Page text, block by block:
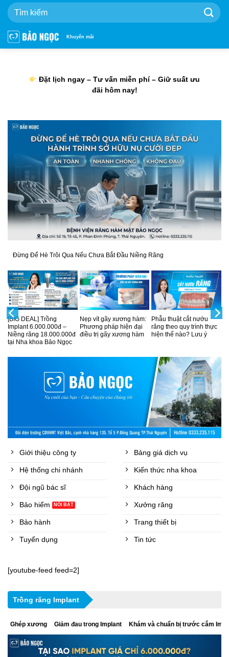
qua
dung
Khuyến mãi
Đặt lịch ngay – Tư vấn miễn phí – Giữ suất ưu
đãi hôm nay!
Đừng Để Hè Trôi Qua Nếu Chưa Bắt Đầu Niềng Răng
Cắt nướu răng là gì?
Thủ thuật và lợi ích thực
hiện phương pháp thẩm
mỹ
Nên bọc răng sứ sau khi
lấy tuỷ không? Những
lưu ý mà bạn cần biết
Cuống răng là gì?
Nguyên nhân gây bệnh
và cách chữa viêm
Giới thiệu công ty
Hệ thống chi nhánh
Đội ngũ bác sĩ
Bảo hiểm
Bảo hành
Tuyển dụng
Bảng giá dịch vụ
Kiến thức nha khoa
Khách hàng
Xưởng răng
Trang thiết bị
Tin tức
[youtube-feed feed=2]
Trồng răng Implant
Ghép xương Giảm đau trong Implant Khám và chuẩn bị trước cắm